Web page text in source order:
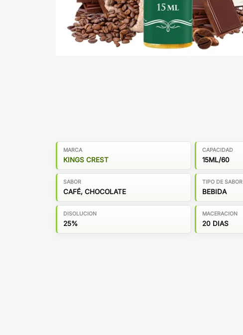
MARCA
KINGS CREST
CAPACIDAD
15ML/60
SABOR
CAFÉ, CHOCOLATE
TIPO DE SABOR
BEBIDA
DISOLUCION
25%
MACERACION
20 DIAS